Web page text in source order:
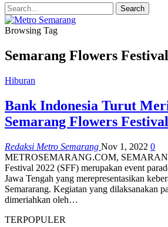
Browsing Tag
Semarang Flowers
Hiburan
Bank Indonesia Turut
Semarang Flowers
Redaksi Metro Semarang Nov 1, 2022 0
METROSEMARANG.COM,
Festival 2022 (SFF) merupakan event
Jawa Tengah yang merepresentasikan
Semararang. Kegiatan yang dilaksanakan
dimeriahkan oleh…
TERPOPULER